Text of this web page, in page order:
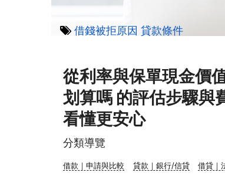
借錢被拒原因 貸款條件
從利率與保單現金價
划算嗎 的評估步驟與
看懂更安心
分類導覽
借款｜申請與比較 貸款｜銀行/信貸 借貸｜